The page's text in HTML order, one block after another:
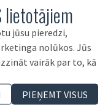
lietotājiem
jūsu pieredzi,
nolūkos. Jūs
vairāk par to, kā
PIEŅEMT VISUS